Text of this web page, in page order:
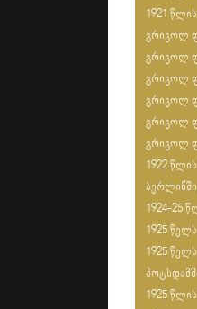
1921
გრიგოლ
გრიგოლ
გრიგოლ
გრიგოლ
გრიგოლ
გრიგოლ
1922
1924-25
1925
1925
1925